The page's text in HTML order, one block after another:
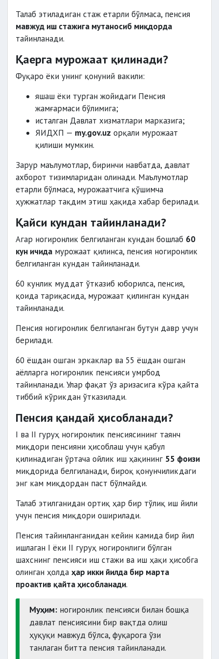
Талаб этиладиган стаж етарли бўлмаса, пенсия
мавжуд иш стажига мутаносиб миқдорда
тайинланади.
Қаерга мурожаат қилинади?
Фуқаро ёки унинг қонуний вакили:
яшаш ёки турган жойидаги Пенсия
жамғармаси бўлимига;
исталган Давлат хизматлари марказига;
ЯИДХП — my.gov.uz орқали мурожаат
қилиши мумкин.
Зарур маълумотлар, биринчи навбатда, давлат
ахборот тизимларидан олинади. Маълумотлар
етарли бўлмаса, мурожаатчига қўшимча
ҳужжатлар тақдим этиш ҳақида хабар берилади.
Қайси кундан тайинланади?
Агар ногиронлик белгиланган кундан бошлаб 60
кун ичида мурожаат қилинса, пенсия ногиронлик
белгиланган кундан тайинланади.
60 кунлик муддат ўтказиб юборилса, пенсия,
қоида тариқасида, мурожаат қилинган кундан
тайинланади.
Пенсия ногиронлик белгиланган бутун давр учун
берилади.
60 ёшдан ошган эркаклар ва 55 ёшдан ошган
аёлларга ногиронлик пенсияси умрбод
тайинланади. Улар фақат ўз аризасига кўра қайта
тиббий кўрикдан ўтказилади.
Пенсия қандай ҳисобланади?
I ва II гуруҳ ногиронлик пенсиясининг таянч
миқдори пенсияни ҳисоблаш учун қабул
қилинадиган ўртача ойлик иш ҳақининг 55 фоизи
миқдорида белгиланади, бироқ қонунчиликдаги
энг кам миқдордан паст бўлмайди.
Талаб этилганидан ортиқ ҳар бир тўлиқ иш йили
учун пенсия миқдори оширилади.
Пенсия тайинланганидан кейин камида бир йил
ишлаган I ёки II гуруҳ ногиронлиги бўлган
шахснинг пенсияси иш стажи ва иш ҳақи ҳисобга
олинган ҳолда ҳар икки йилда бир марта
проактив қайта ҳисобланади.
Муҳим: ногиронлик пенсияси билан бошқа
давлат пенсиясини бир вақтда олиш
ҳуқуқи мавжуд бўлса, фуқарога ўзи
танлаган битта пенсия тайинланади.